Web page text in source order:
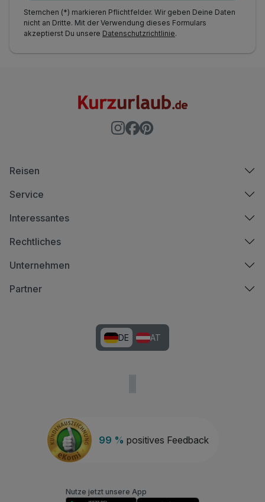
Sternchen (*) markieren Pflichtfelder. Wir geben Deine Daten
nicht an Dritte. Mit der Verwendung dieses Formulars
akzeptierst Du unsere Datenschutzrichtlinie.
99 % positives Feedback
Reisen
Service
Interessantes
Rechtliches
Unternehmen
Partner
DE AT
Nutze jetzt unsere App